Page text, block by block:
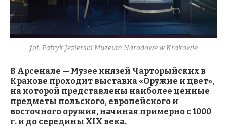
fot. Patryk Jezierski Muzeum Narodowe w Krakowie
В Арсенале — Музее князей Чарторыйских в
Кракове проходит выставка «Оружие и цвет»,
на которой представлены наиболее ценные
предметы польского, европейского и
восточного оружия, начиная примерно с 1000
г. и до середины XIX века.